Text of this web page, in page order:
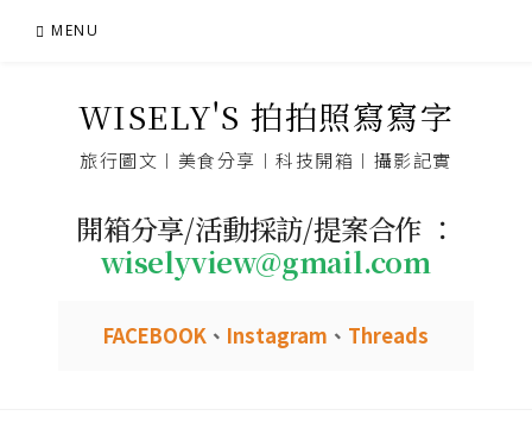
MENU
WISELY'S 拍拍照寫寫字
旅行圖文︱美食分享︱科技開箱︱攝影記實
開箱分享/活動採訪/提案合作 ：
wiselyview@gmail.com
FACEBOOK 、 Instagram 、 Threads